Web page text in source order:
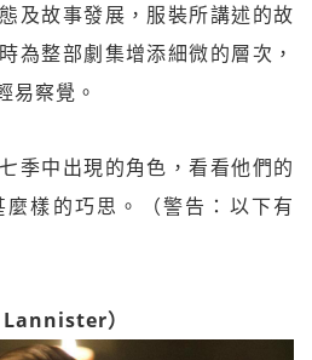
及故事發展，服裝所講述的故
為整部劇集增添細微的層次，
易察覺。
季中出現的角色，看看他們的
樣的巧思。（警告：以下有
）